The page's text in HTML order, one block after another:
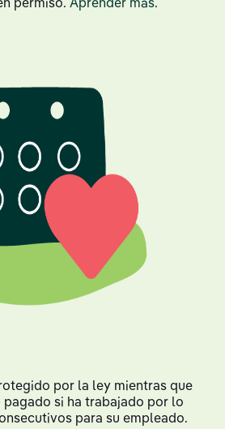
por la ley mientras que
pagado si ha trabajado por lo
para su empleado.